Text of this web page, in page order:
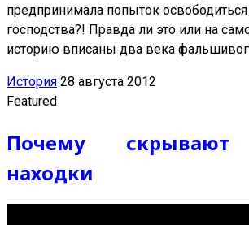
предпринимала попыток
господства?! Правда ли это или на
историю вписаны два века
История 28 августа 2012
Featured
Почему скрывают
находки